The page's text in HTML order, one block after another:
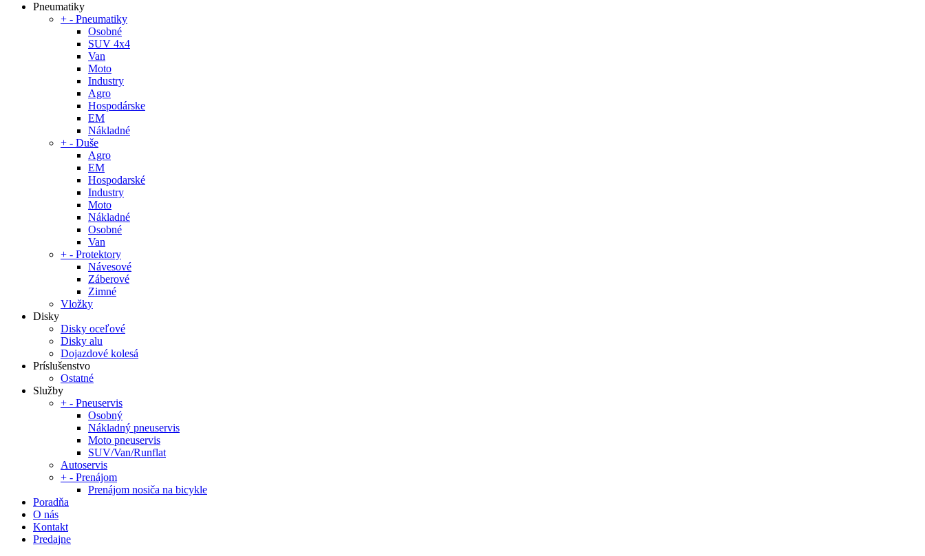
Pneumatiky
+ - Pneumatiky
Osobné
SUV 4x4
Van
Moto
Industry
Agro
Hospodárske
EM
Nákladné
+ - Duše
Agro
EM
Hospodarské
Industry
Moto
Nákladné
Osobné
Van
+ - Protektory
Návesové
Záberové
Zimné
Vložky
Disky
Disky oceľové
Disky alu
Dojazdové kolesá
Príslušenstvo
Ostatné
Služby
+ - Pneuservis
Osobný
Nákladný pneuservis
Moto pneuservis
SUV/Van/Runflat
Autoservis
+ - Prenájom
Prenájom nosiča na bicykle
Poradňa
O nás
Kontakt
Predajne